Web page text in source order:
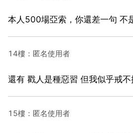
本人500場亞索，你還差一句 不
14樓：匿名使用者
還有 戳人是種惡習 但我似乎戒不
15樓：匿名使用者